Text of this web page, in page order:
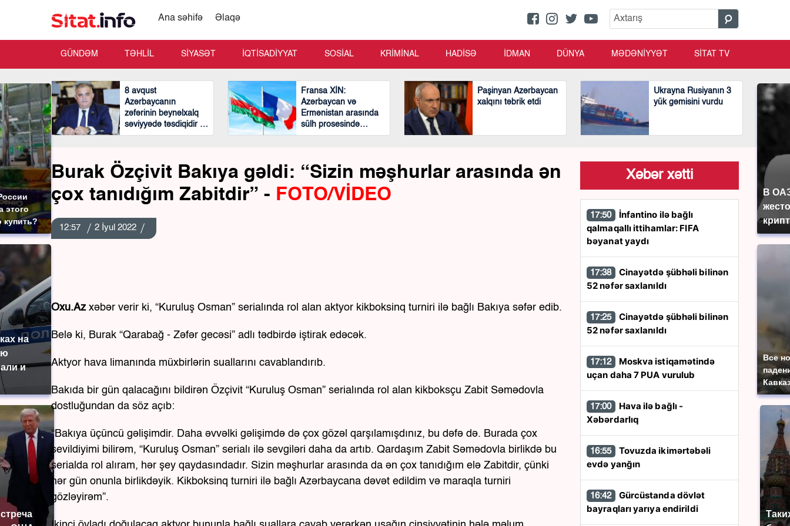
этого
купить?
на
и
В
Все
Ana səhifə Əlaqə
GÜNDƏM TƏHLİL SİYASƏT İQTİSADİYYAT SOSİAL KRİMİNAL HADİSƏ İDMAN DÜNYA MƏDƏNİYYƏT SİTAT TV
8 avqust
Azərbaycanın
zəfərinin beynəlxalq
səviyyədə təsdiqidir -
Arzu Nağıyev
Fransa XİN:
Azərbaycan və
Ermənistan arasında
sülh prosesində
mühüm və cəsarətli
Paşinyan Azərbaycan
xalqını təbrik etdi
Ukrayna Rusiyanın 3
yük gəmisini vurdu
Burak Özçivit Bakıya gəldi: “Sizin məşhurlar arasında ən
çox tanıdığım Zabitdir” - FOTO/VİDEO
12:57 2 İyul 2022
Oxu.Az xəbər verir ki, “Kuruluş Osman” serialında rol alan aktyor kikboksinq turniri ilə bağlı Bakıya səfər edib.
Belə ki, Burak “Qarabağ - Zəfər gecəsi” adlı tədbirdə iştirak edəcək.
Aktyor hava limanında müxbirlərin suallarını cavablandırıb.
Bakıda bir gün qalacağını bildirən Özçivit “Kuruluş Osman” serialında rol alan kikboksçu Zabit Səmədovla
dostluğundan da söz açıb:
“Bakıya üçüncü gəlişimdir. Daha əvvəlki gəlişimdə də çox gözəl qarşılamışdınız, bu dəfə də. Burada çox
sevildiyimi bilirəm, “Kuruluş Osman” serialı ilə sevgiləri daha da artıb. Qardaşım Zabit Səmədovla birlikdə bu
serialda rol alıram, hər şey qaydasındadır. Sizin məşhurlar arasında da ən çox tanıdığım elə Zabitdir, çünki
hər gün onunla birlikdəyik. Kikboksinq turniri ilə bağlı Azərbaycana dəvət edildim və maraqla turniri
gözləyirəm”.
Xəbər xətti
17:50
qalmaqallı ittihamlar: FIFA
bəyanat yaydı
17:38
52 nəfər saxlanıldı
17:25
52 nəfər saxlanıldı
17:12
uçan daha 7 PUA vurulub
17:00
Xəbərdarlıq
16:55
evdə yanğın
16:42
bayraqları yarıya endirildi